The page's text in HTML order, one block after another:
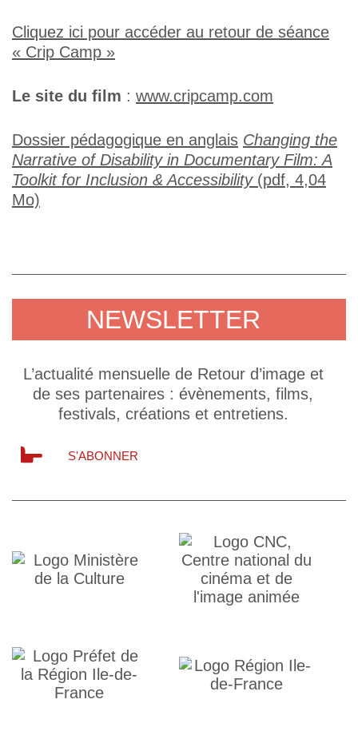
Cliquez ici pour accéder au retour de séance
« Crip Camp »
Le site du film : www.cripcamp.com
Dossier pédagogique en anglais Changing the
Narrative of Disability in Documentary Film: A
Toolkit for Inclusion & Accessibility(pdf, 4,04
Mo)
NEWSLETTER
L’actualité mensuelle de Retour d’image et
de ses partenaires : évènements, films,
festivals, créations et entretiens.
S'ABONNER